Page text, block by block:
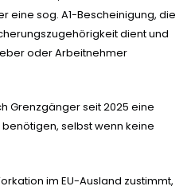
eine sog. A1-Bescheinigung, die
dient und
oder Arbeitnehmer
Grenzgänger seit 2025 eine
selbst wenn keine
im EU-Ausland zustimmt,